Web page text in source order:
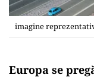
imagine
Europa se